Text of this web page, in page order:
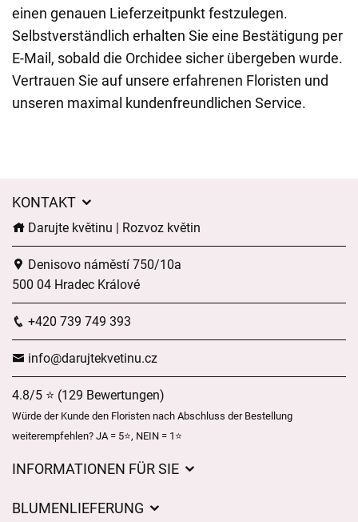
einen genauen Lieferzeitpunkt festzulegen.
Selbstverständlich erhalten Sie eine Bestätigung per
E-Mail, sobald die Orchidee sicher übergeben wurde.
Vertrauen Sie auf unsere erfahrenen Floristen und
unseren maximal kundenfreundlichen Service.
KONTAKT
Darujte květinu | Rozvoz květin
Denisovo náměstí 750/10a
500 04 Hradec Králové
+420 739 749 393
info@darujtekvetinu.cz
4.8/5 ⭐ (129 Bewertungen)
Würde der Kunde den Floristen nach Abschluss der Bestellung
weiterempfehlen? JA = 5⭐, NEIN = 1⭐
INFORMATIONEN FÜR SIE
BLUMENLIEFERUNG